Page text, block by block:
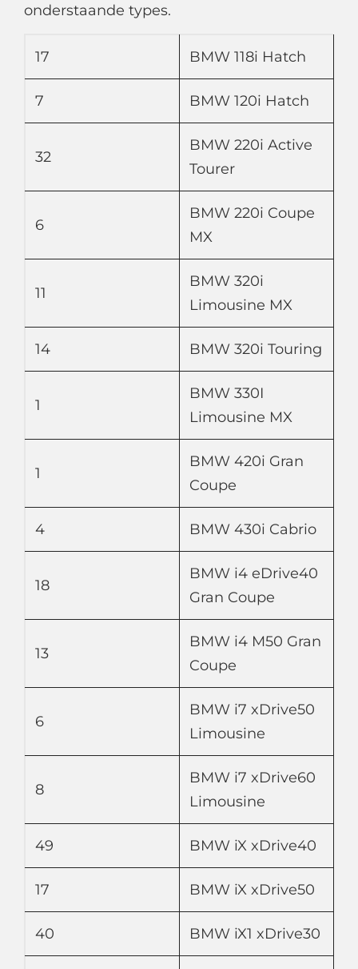
onderstaande types.
17 BMW 118i Hatch
7 BMW 120i Hatch
32
BMW 220i Active
Tourer
6
BMW 220i Coupe
MX
11
BMW 320i
Limousine MX
14 BMW 320i Touring
1
BMW 330I
Limousine MX
1
BMW 420i Gran
Coupe
4 BMW 430i Cabrio
18
BMW i4 eDrive40
Gran Coupe
13
BMW i4 M50 Gran
Coupe
6
BMW i7 xDrive50
Limousine
8
BMW i7 xDrive60
Limousine
49 BMW iX xDrive40
17 BMW iX xDrive50
40 BMW iX1 xDrive30